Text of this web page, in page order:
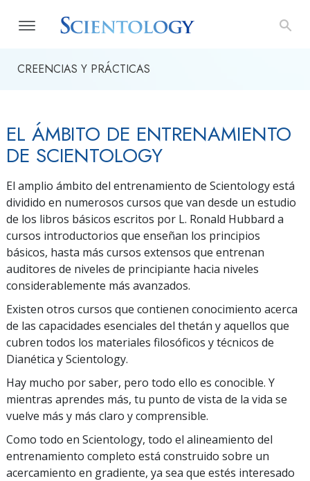
CREENCIAS Y PRÁCTICAS
EL ÁMBITO DE ENTRENAMIENTO
DE SCIENTOLOGY
El amplio ámbito del entrenamiento de Scientology está
dividido en numerosos cursos que van desde un estudio
de los libros básicos escritos por L. Ronald Hubbard a
cursos introductorios que enseñan los principios
básicos, hasta más cursos extensos que entrenan
auditores de niveles de principiante hacia niveles
considerablemente más avanzados.
Existen otros cursos que contienen conocimiento acerca
de las capacidades esenciales del thetán y aquellos que
cubren todos los materiales filosóficos y técnicos de
Dianética y Scientology.
Hay mucho por saber, pero todo ello es conocible. Y
mientras aprendes más, tu punto de vista de la vida se
vuelve más y más claro y comprensible.
Como todo en Scientology, todo el alineamiento del
entrenamiento completo está construido sobre un
acercamiento en gradiente, ya sea que estés interesado